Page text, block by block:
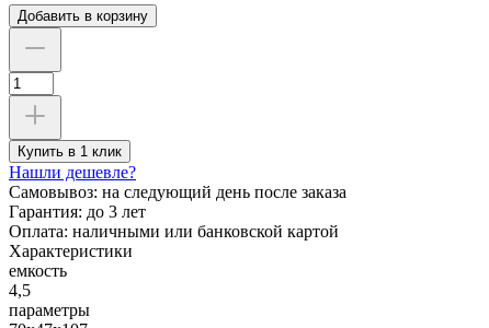
Добавить в корзину
Купить в 1 клик
Нашли дешевле?
Самовывоз: на следующий день после заказа
Гарантия: до 3 лет
Оплата: наличными или банковской картой
Характеристики
емкость
4,5
параметры